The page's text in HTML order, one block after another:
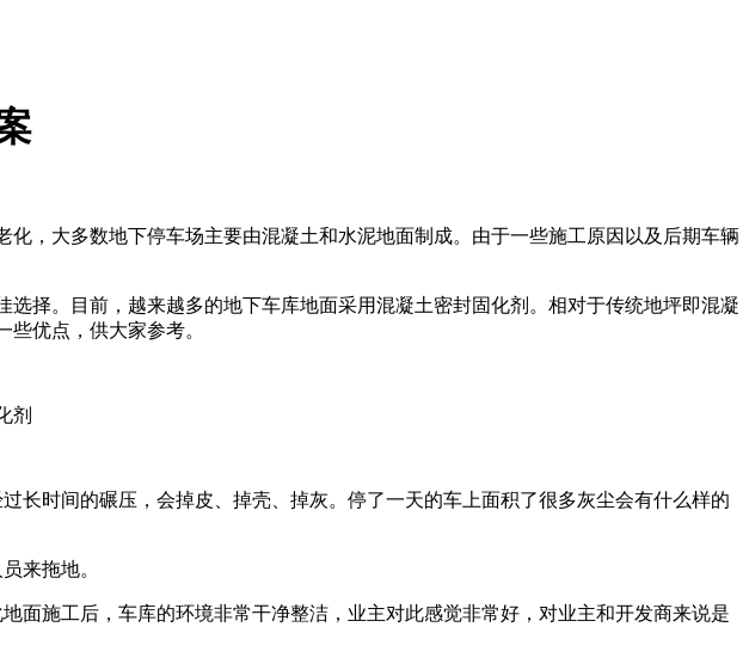
，大多数地下停车场主要由混凝土和水泥地面制成。由于一些施工原因以及后期车辆
选择。目前，越来越多的地下车库地面采用混凝土密封固化剂。相对于传统地坪即混凝
优点，供大家参考。
长时间的碾压，会掉皮、掉壳、掉灰。停了一天的车上面积了很多灰尘会有什么样的
来拖地。
面施工后，车库的环境非常干净整洁，业主对此感觉非常好，对业主和开发商来说是